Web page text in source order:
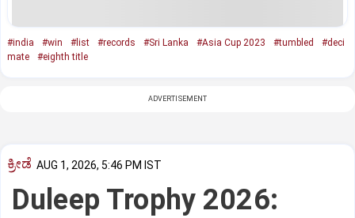
#india #win #list #records #Sri Lanka #Asia Cup 2023 #tumbled
#deci
mate
#eighth title
ADVERTISEMENT
ಕ್ರೀಡೆ AUG 1, 2026, 5:46 PM IST
Duleep Trophy 2026: